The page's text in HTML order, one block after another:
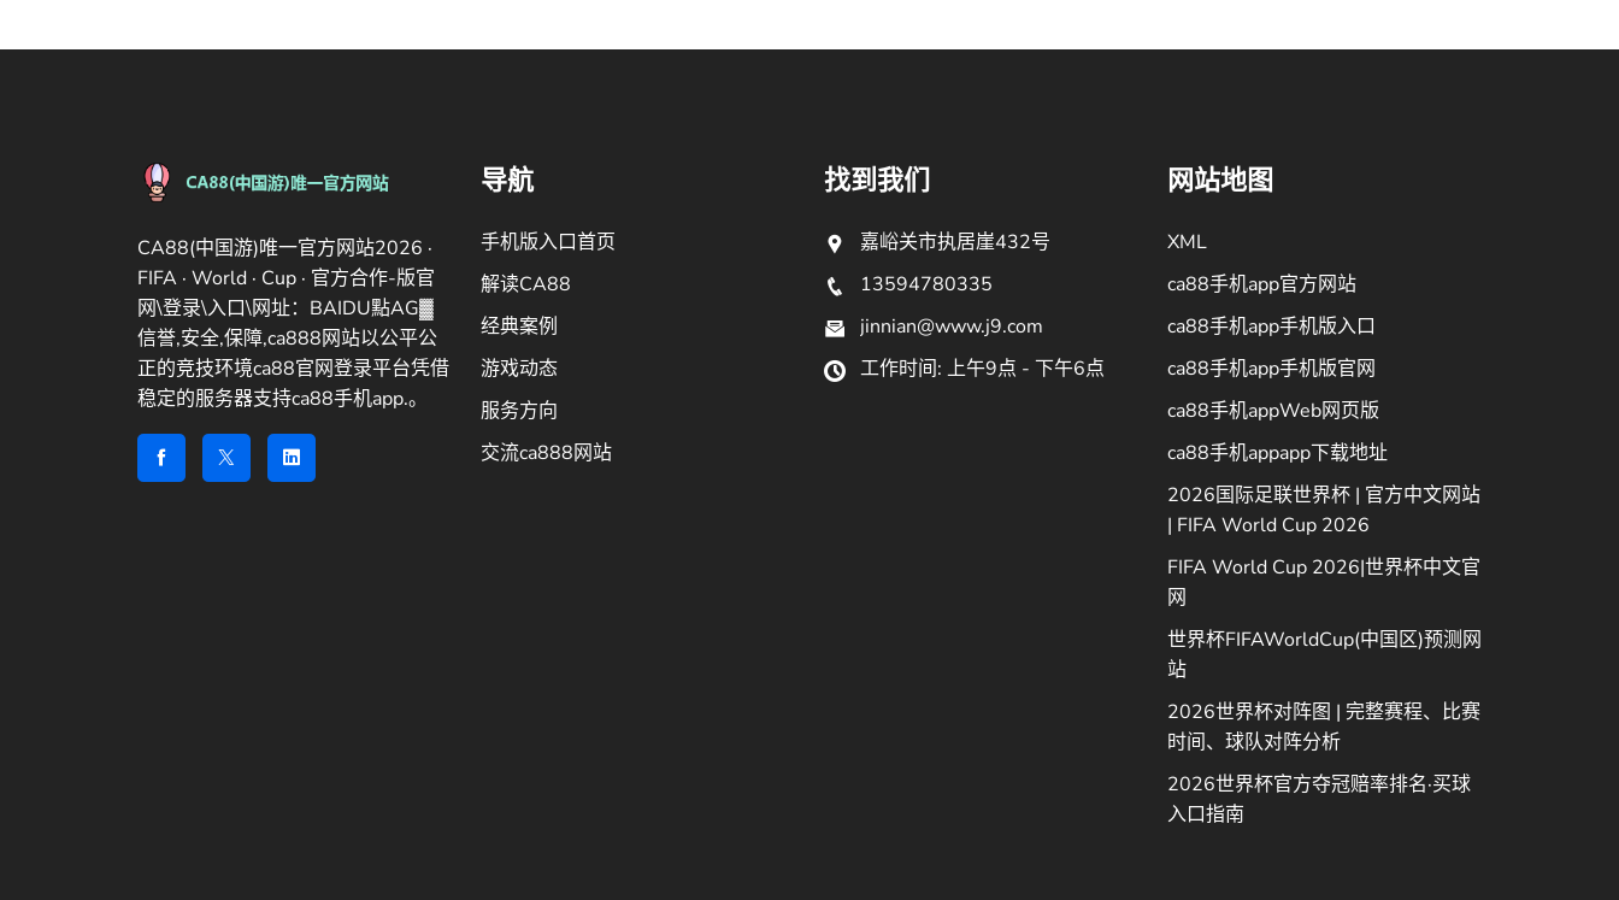
CA88(中国游)唯一官方网站2026 ·
FIFA · World · Cup · 官方合作-版官
网\登录\入口\网址：BAIDU點AG▓
信誉,安全,保障,ca888网站以公平公
正的竞技环境ca88官网登录平台凭借
稳定的服务器支持ca88手机app.。
导航
手机版入口首页
解读CA88
经典案例
游戏动态
服务方向
交流ca888网站
找到我们
嘉峪关市执居崖432号
13594780335
jinnian@www.j9.com
工作时间: 上午9点 - 下午6点
网站地图
XML
ca88手机app官方网站
ca88手机app手机版入口
ca88手机app手机版官网
ca88手机appWeb网页版
ca88手机appapp下载地址
2026国际足联世界杯 | 官方中文网站
| FIFA World Cup 2026
FIFA World Cup 2026|世界杯中文官
网
世界杯FIFAWorldCup(中国区)预测网
站
2026世界杯对阵图 | 完整赛程、比赛
时间、球队对阵分析
2026世界杯官方夺冠赔率排名·买球
入口指南